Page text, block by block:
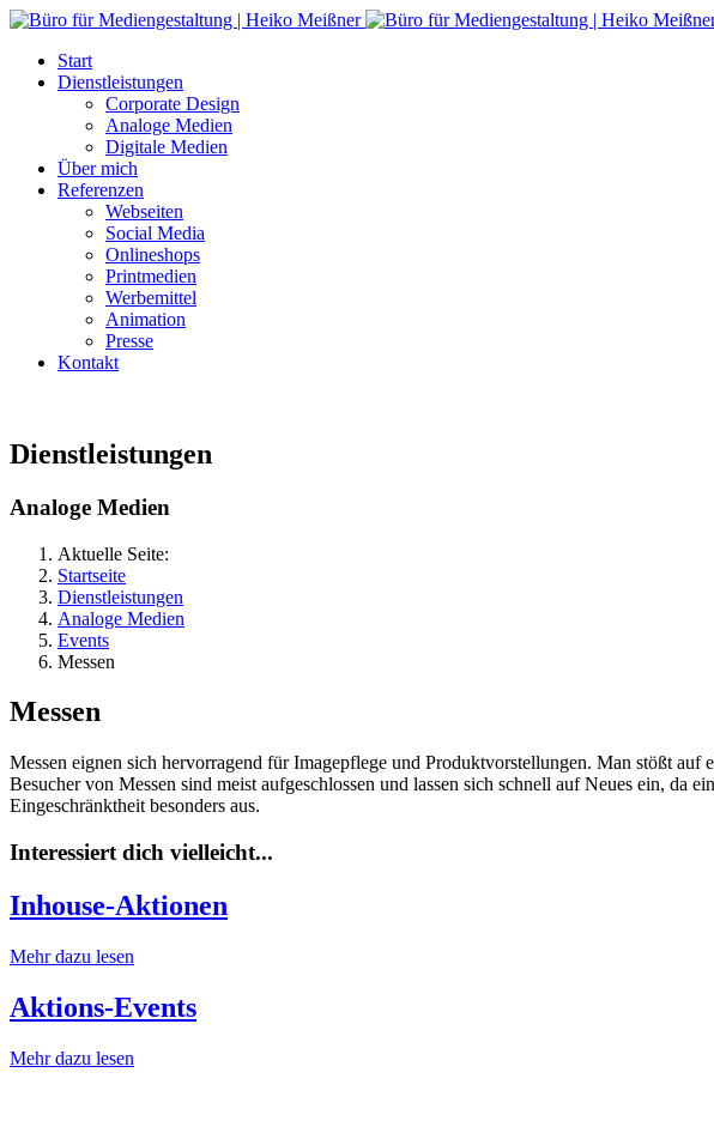
Start
Dienstleistungen
Corporate Design
Analoge Medien
Digitale Medien
Über mich
Referenzen
Webseiten
Social Media
Onlineshops
Printmedien
Werbemittel
Animation
Presse
Kontakt
Dienstleistungen
Analoge Medien
Aktuelle Seite:
Startseite
Dienstleistungen
Analoge Medien
Events
Messen
Messen
Messen eignen sich hervorragend für Imagepflege und Produktvorstellungen. Man stößt
Besucher von Messen sind meist aufgeschlossen und lassen sich schnell auf Neues ein,
Eingeschränktheit besonders aus.
Interessiert dich vielleicht...
Inhouse-Aktionen
Mehr dazu lesen
Aktions-Events
Mehr dazu lesen